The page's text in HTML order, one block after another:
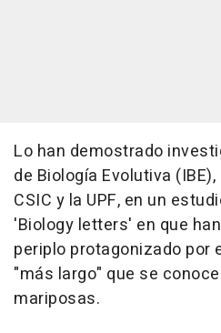
Lo han demostrado
de Biología Evolutiva
CSIC y la UPF, en un
'Biology letters' en que
periplo protagonizado por
"más largo" que se
mariposas.